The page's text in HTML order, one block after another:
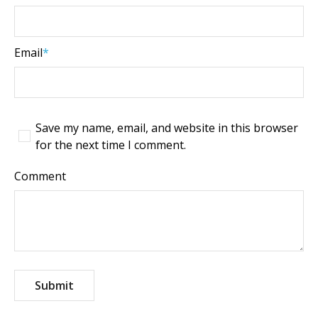
Email*
Save my name, email, and website in this browser
for the next time I comment.
Comment